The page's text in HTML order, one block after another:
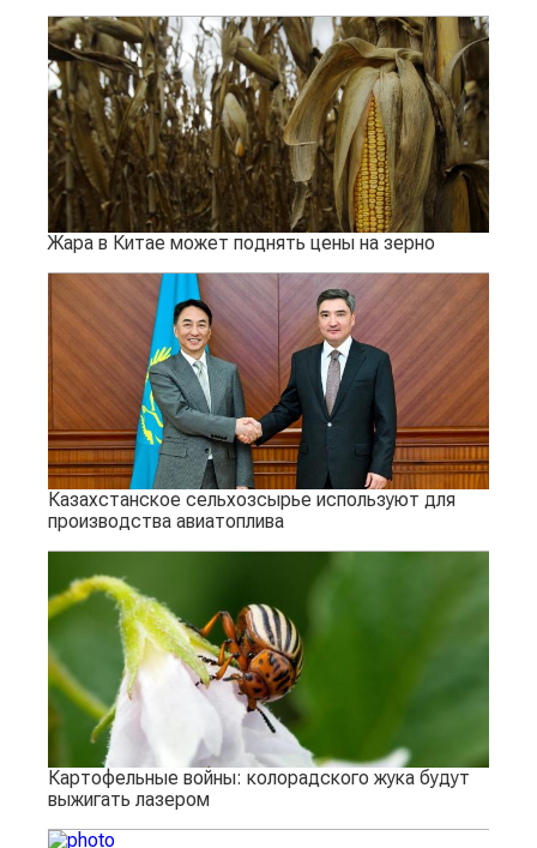
Жара в Китае может поднять цены на зерно
Казахстанское сельхозсырье используют для
производства авиатоплива
Картофельные войны: колорадского жука будут
выжигать лазером